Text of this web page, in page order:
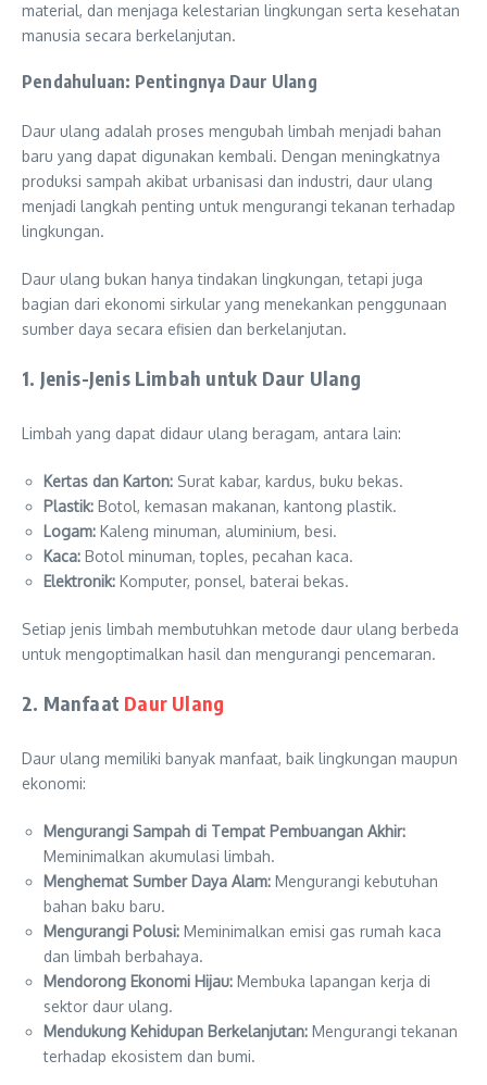
material, dan menjaga kelestarian lingkungan serta kesehatan
manusia secara berkelanjutan.
Pendahuluan: Pentingnya Daur Ulang
Daur ulang adalah proses mengubah limbah menjadi bahan
baru yang dapat digunakan kembali. Dengan meningkatnya
produksi sampah akibat urbanisasi dan industri, daur ulang
menjadi langkah penting untuk mengurangi tekanan terhadap
lingkungan.
Daur ulang bukan hanya tindakan lingkungan, tetapi juga
bagian dari ekonomi sirkular yang menekankan penggunaan
sumber daya secara efisien dan berkelanjutan.
1. Jenis-Jenis Limbah untuk Daur Ulang
Limbah yang dapat didaur ulang beragam, antara lain:
Kertas dan Karton: Surat kabar, kardus, buku bekas.
Plastik: Botol, kemasan makanan, kantong plastik.
Logam: Kaleng minuman, aluminium, besi.
Kaca: Botol minuman, toples, pecahan kaca.
Elektronik: Komputer, ponsel, baterai bekas.
Setiap jenis limbah membutuhkan metode daur ulang berbeda
untuk mengoptimalkan hasil dan mengurangi pencemaran.
2. Manfaat Daur Ulang
Daur ulang memiliki banyak manfaat, baik lingkungan maupun
ekonomi:
Mengurangi Sampah di Tempat Pembuangan Akhir:
Meminimalkan akumulasi limbah.
Menghemat Sumber Daya Alam: Mengurangi kebutuhan
bahan baku baru.
Mengurangi Polusi: Meminimalkan emisi gas rumah kaca
dan limbah berbahaya.
Mendorong Ekonomi Hijau: Membuka lapangan kerja di
sektor daur ulang.
Mendukung Kehidupan Berkelanjutan: Mengurangi tekanan
terhadap ekosistem dan bumi.